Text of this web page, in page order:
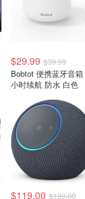
$29.99 $39.99
Bobtot 便携蓝牙音
小时续航 防水 白色
$119.00 $199.00